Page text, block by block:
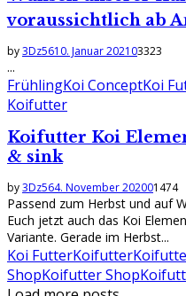
voraussichtlich ab
by3Dz5610. Januar 2021 03323
...
FrühlingKoi ConceptKoi
Koifutter
Koifutter Koi
& sink
by3Dz564. November 202001474
Passend zum Herbst und auf
Euch jetzt auch das Koi
Variante. Gerade im Herbst...
Koi FutterKoifutter
ShopKoifutter Shop